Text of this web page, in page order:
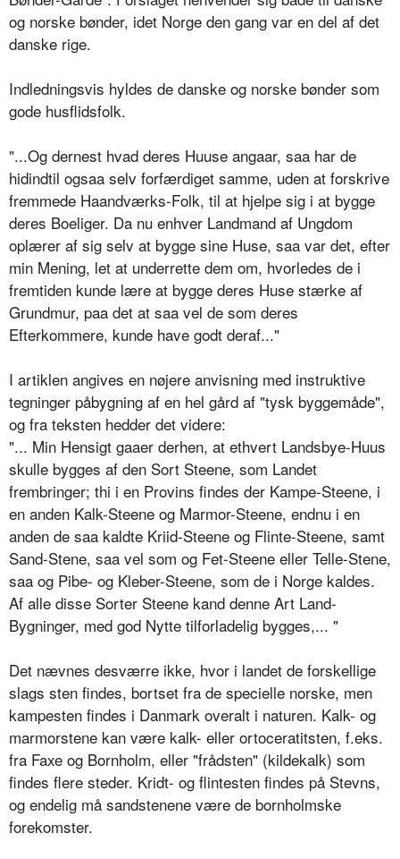
og norske bønder, idet Norge den gang var en del af det
danske rige.
Indledningsvis hyldes de danske og norske bønder som
gode husflidsfolk.
"...Og dernest hvad deres Huuse angaar, saa har de
hidindtil ogsaa selv forfærdiget samme, uden at forskrive
fremmede Haandværks-Folk, til at hjelpe sig i at bygge
deres Boeliger. Da nu enhver Landmand af Ungdom
oplærer af sig selv at bygge sine Huse, saa var det, efter
min Mening, let at underrette dem om, hvorledes de i
fremtiden kunde lære at bygge deres Huse stærke af
Grundmur, paa det at saa vel de som deres
Efterkommere, kunde have godt deraf..."
I artiklen angives en nøjere anvisning med instruktive
tegninger påbygning af en hel gård af "tysk byggemåde",
og fra teksten hedder det videre:
"... Min Hensigt gaaer derhen, at ethvert Landsbye-Huus
skulle bygges af den Sort Steene, som Landet
frembringer; thi i en Provins findes der Kampe-Steene, i
en anden Kalk-Steene og Marmor-Steene, endnu i en
anden de saa kaldte Kriid-Steene og Flinte-Steene, samt
Sand-Stene, saa vel som og Fet-Steene eller Telle-Stene,
saa og Pibe- og Kleber-Steene, som de i Norge kaldes.
Af alle disse Sorter Steene kand denne Art Land-
Bygninger, med god Nytte tilforladelig bygges,... "
Det nævnes desværre ikke, hvor i landet de forskellige
slags sten findes, bortset fra de specielle norske, men
kampesten findes i Danmark overalt i naturen. Kalk- og
marmorstene kan være kalk- eller ortoceratitsten, f.eks.
fra Faxe og Bornholm, eller "frådsten" (kildekalk) som
findes flere steder. Kridt- og flintesten findes på Stevns,
og endelig må sandstenene være de bornholmske
forekomster.